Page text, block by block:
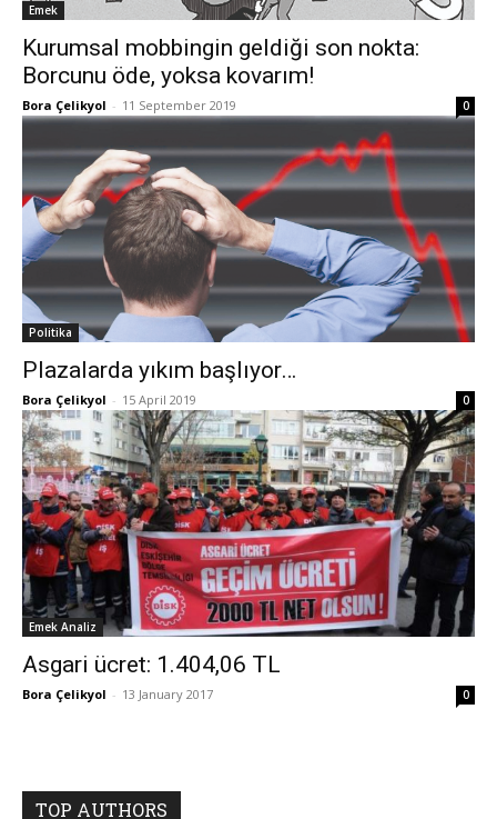
Emek
Kurumsal mobbingin geldiği son nokta:
Borcunu öde, yoksa kovarım!
Bora Çelikyol - 11 September 2019 0
Politika
Plazalarda yıkım başlıyor…
Bora Çelikyol - 15 April 2019 0
Emek Analiz
Asgari ücret: 1.404,06 TL
Bora Çelikyol - 13 January 2017 0
TOP AUTHORS